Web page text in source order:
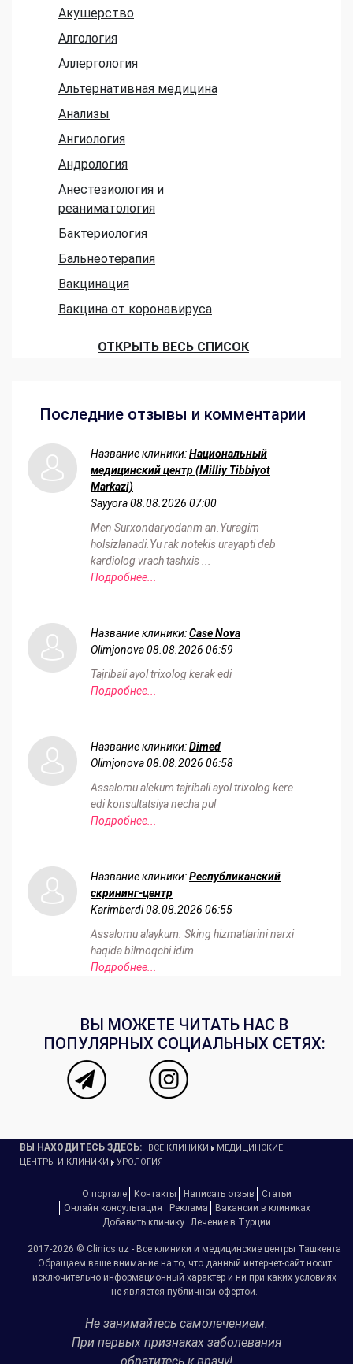
Акушерство
Алгология
Аллергология
Альтернативная медицина
Анализы
Ангиология
Андрология
Анестезиология и
реаниматология
Бактериология
Бальнеотерапия
Вакцинация
Вакцина от коронавируса
ОТКРЫТЬ ВЕСЬ СПИСОК
Последние отзывы и комментарии
Название клиники:Национальный
медицинский центр (Milliy Tibbiyot
Markazi)
Sayyora08.08.2026 07:00
Men Surxondaryodanm an.Yuragim
holsizlanadi.Yu rak notekis urayapti deb
kardiolog vrach tashxis ...
Подробнее...
Название клиники:Case Nova
Olimjonova08.08.2026 06:59
Tajribali ayol trixolog kerak edi
Подробнее...
Название клиники:Dimed
Olimjonova08.08.2026 06:58
Assalomu alekum tajribali ayol trixolog kere
edi konsultatsiya necha pul
Подробнее...
Название клиники:Республиканский
скрининг-центр
Karimberdi08.08.2026 06:55
Assalomu alaykum. Sking hizmatlarini narxi
haqida bilmoqchi idim
Подробнее...
ВЫ МОЖЕТЕ ЧИТАТЬ НАС В
ПОПУЛЯРНЫХ СОЦИАЛЬНЫХ СЕТЯХ:
ВЫ НАХОДИТЕСЬ ЗДЕСЬ: ВСЕ КЛИНИКИ
МЕДИЦИНСКИЕ
ЦЕНТРЫ И КЛИНИКИ
УРОЛОГИЯ
О портале Контакты Написать отзыв
Статьи
Онлайн консультация
Реклама
Вакансии в клиниках
Добавить клинику Лечение в Турции
2017-2026 © Clinics.uz - Все клиники и медицинские центры Ташкента
Обращаем ваше внимание на то, что данный интернет-сайт носит
исключительно информационный характер и ни при каких условиях
не является публичной офертой.
Не занимайтесь самолечением.
При первых признаках заболевания